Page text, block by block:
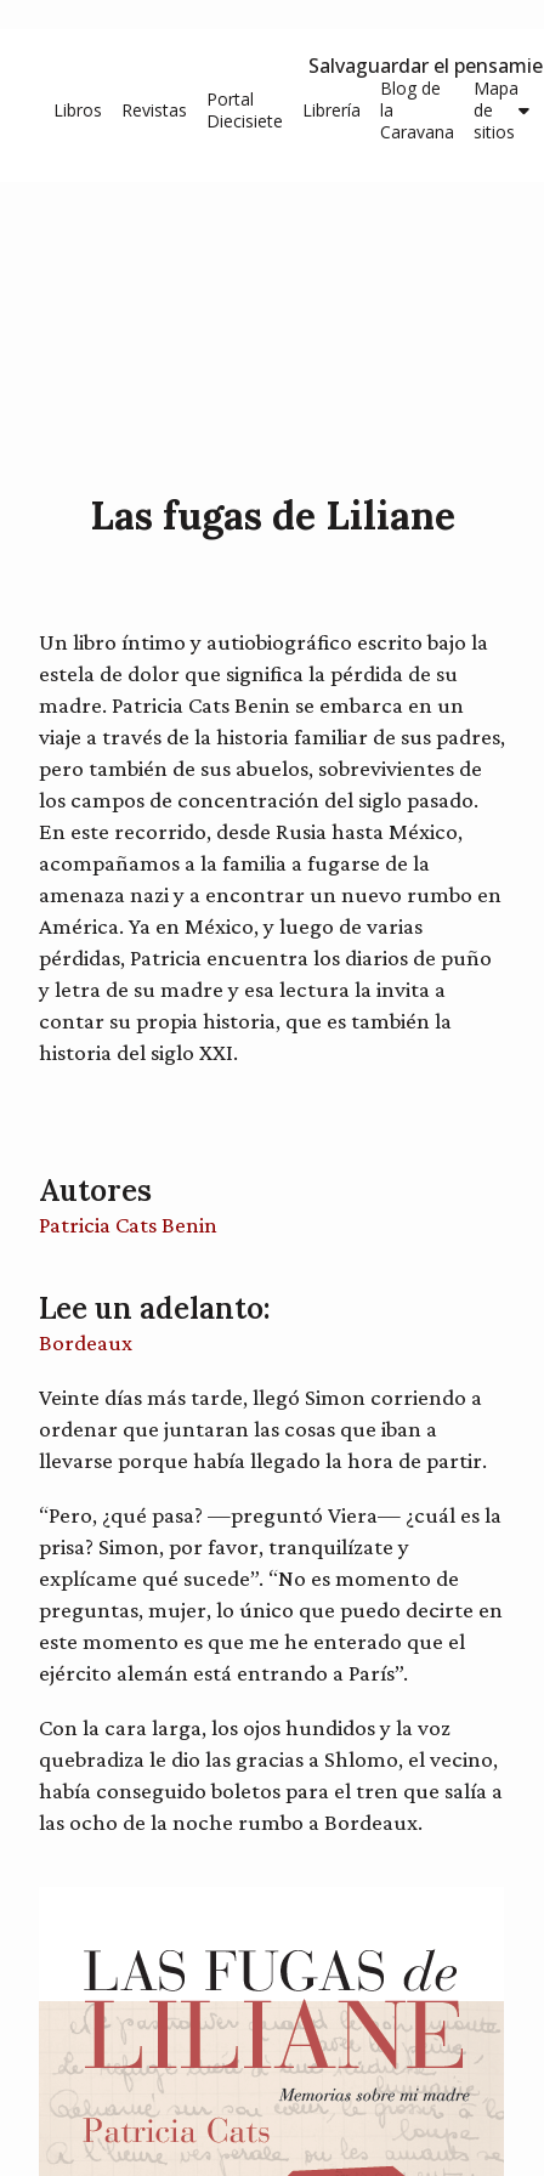
Salvaguardar el
Libros Revistas
Portal
Diecisiete
Librería
Blog de
la
Caravana
Mapa
de
sitios
Las fugas de Liliane
Un libro íntimo y autiobiográfico escrito bajo la
estela de dolor que significa la pérdida de su
madre. Patricia Cats Benin se embarca en un
viaje a través de la historia familiar de sus padres,
pero también de sus abuelos, sobrevivientes de
los campos de concentración del siglo pasado.
En este recorrido, desde Rusia hasta México,
acompañamos a la familia a fugarse de la
amenaza nazi y a encontrar un nuevo rumbo en
América. Ya en México, y luego de varias
pérdidas, Patricia encuentra los diarios de puño
y letra de su madre y esa lectura la invita a
contar su propia historia, que es también la
historia del siglo XXI.
Autores
Patricia Cats Benin
Lee un adelanto:
Bordeaux
Veinte días más tarde, llegó Simon corriendo a
ordenar que juntaran las cosas que iban a
llevarse porque había llegado la hora de partir.
“Pero, ¿qué pasa? —preguntó Viera— ¿cuál es la
prisa? Simon, por favor, tranquilízate y
explícame qué sucede”. “No es momento de
preguntas, mujer, lo único que puedo decirte en
este momento es que me he enterado que el
ejército alemán está entrando a París”.
Con la cara larga, los ojos hundidos y la voz
quebradiza le dio las gracias a Shlomo, el vecino,
había conseguido boletos para el tren que salía a
las ocho de la noche rumbo a Bordeaux.